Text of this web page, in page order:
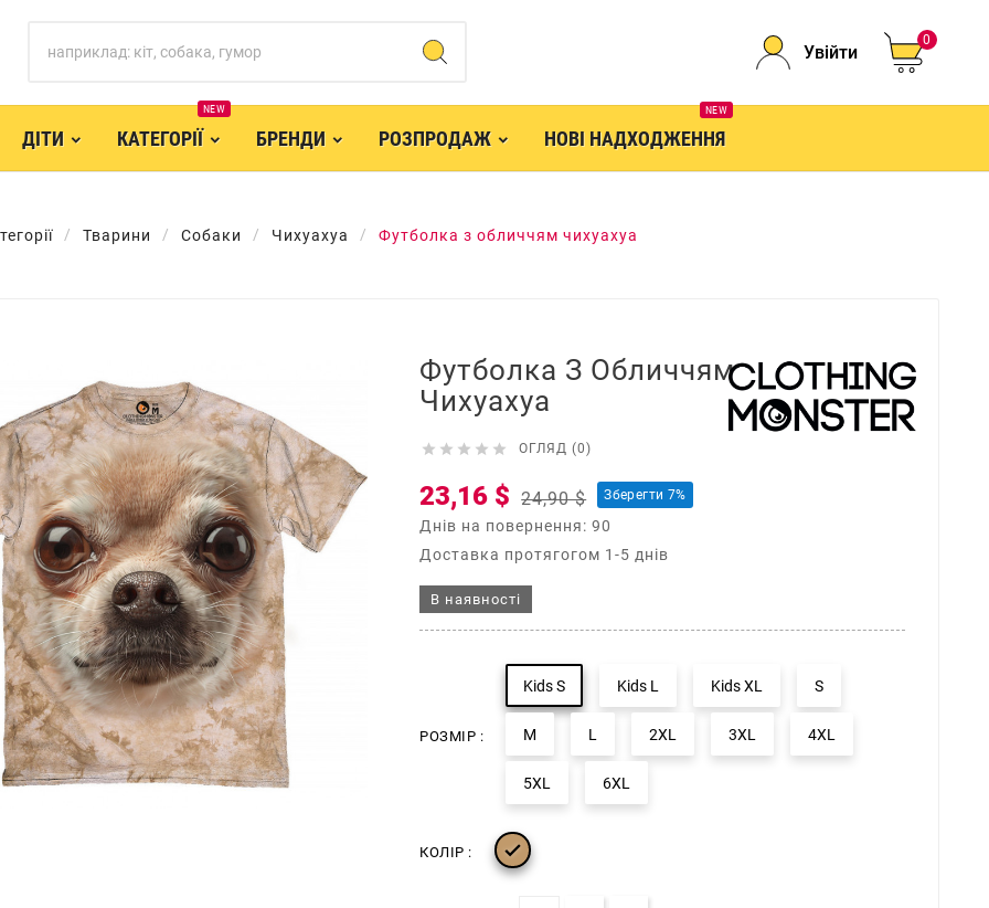
Увійти
0
ДІТИ КАТЕГОРІЇ
NEW
БРЕНДИ РОЗПРОДАЖ НОВІ НАДХОДЖЕННЯ
NEW
Тварини Собаки Чихуахуа Футболка з обличчям чихуахуа
Футболка З Обличчям
Чихуахуа
     ОГЛЯД (0)
23,16 $ 24,90 $ Зберегти 7%
Днів на повернення: 90
Доставка протягогом 1-5 днів
В наявності
РОЗМІР :
Kids S Kids L Kids XL S
M L 2XL 3XL 4XL
5XL 6XL
КОЛІР : 